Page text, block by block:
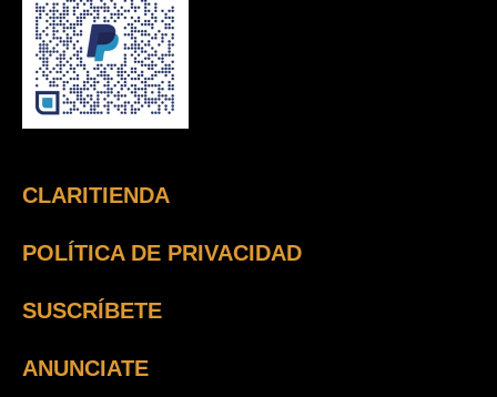
CLARITIENDA
POLÍTICA DE PRIVACIDAD
SUSCRÍBETE
ANUNCIATE